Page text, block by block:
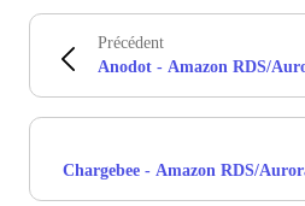
Précédent
Anodot - Amazon RDS/
Chargebee - Amazon RDS/